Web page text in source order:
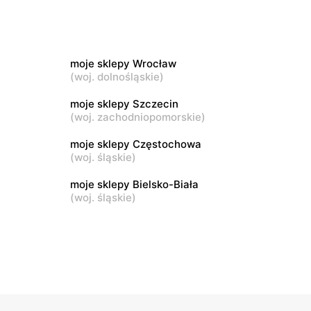
moje sklepy
Tczew, ul. Franciszka Żwirki 61
moje sklepy
moje sklepy Wrocław
(woj. dolnośląskie)
moje sklepy Szczecin
(woj. zachodniopomorskie)
moje sklepy Częstochowa
(woj. śląskie)
moje sklepy Bielsko-Biała
(woj. śląskie)